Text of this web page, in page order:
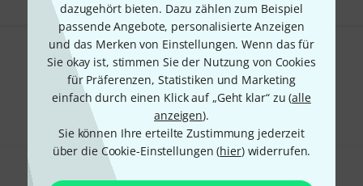
dazugehört bieten. Dazu zählen zum Beispiel
passende Angebote, personalisierte Anzeigen
und das Merken von Einstellungen. Wenn das für
Sie okay ist, stimmen Sie der Nutzung von Cookies
für Präferenzen, Statistiken und Marketing
einfach durch einen Klick auf „Geht klar“ zu (alle
anzeigen).
Sie können Ihre erteilte Zustimmung jederzeit
über die Cookie-Einstellungen (hier) widerrufen.
Gefällt Ihnen, was Sie sehen?
Teilen Hilfe & Feedback